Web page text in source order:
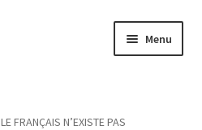
Menu
LE FRANÇAIS N’EXISTE PAS